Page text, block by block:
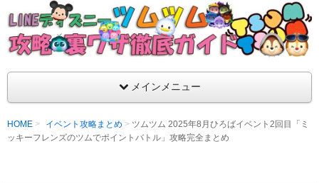
LINEディズニー ツムツム攻略・裏ワザ徹底
支持率No1！痒いところに手が届くツムツム攻略サイト！新ツ
ラ評価も丁寧に解説！ツムツムを120％楽しめるサイトを目指し
メインメニュー
HOME イベント攻略まとめ
ツムツム 2025年8月ひろばイベント2回目「ミ
ッキーフレンズのツムでポイントバトル」攻略完全まとめ